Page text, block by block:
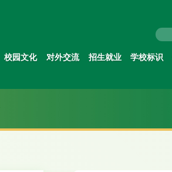
校园文化 对外交流 招生就业 学校标识